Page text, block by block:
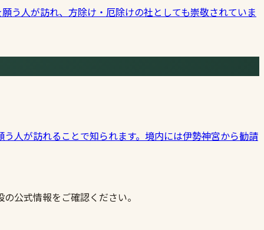
う人が訪れ、方除け・厄除けの社としても崇敬されていま
人が訪れることで知られます。境内には伊勢神宮から勧請
公式情報をご確認ください。